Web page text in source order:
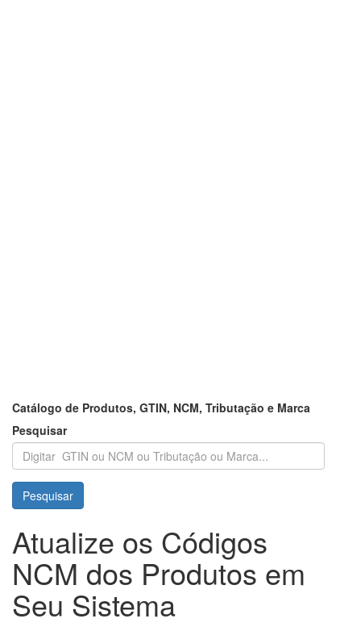
Catálogo de Produtos, GTIN, NCM, Tributação e Marca
Pesquisar
Pesquisar
Atualize os Códigos
NCM dos Produtos em
Seu Sistema